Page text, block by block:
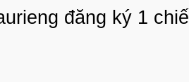
đăng ký 1